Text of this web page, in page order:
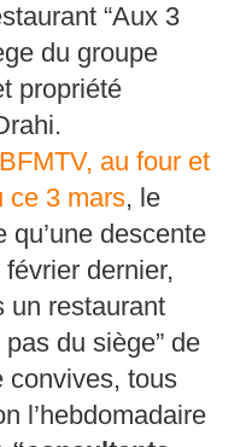
“Aux 3
du groupe
propriété
au four et
ce 3 mars, le
descente
dernier,
un restaurant
du siège” de
convives, tous
l’hebdomadaire